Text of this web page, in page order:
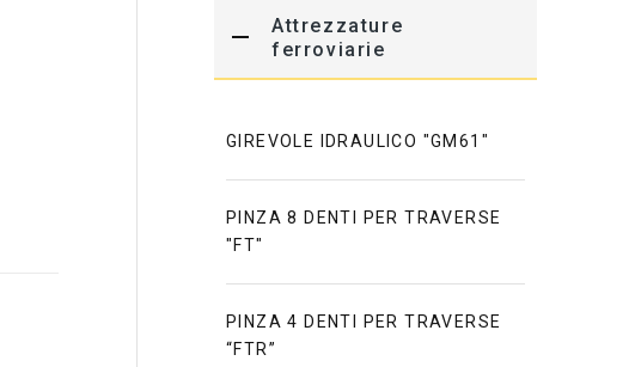
Attrezzature
ferroviarie
GIREVOLE IDRAULICO "GM61"
PINZA 8 DENTI PER TRAVERSE
"FT"
PINZA 4 DENTI PER TRAVERSE
“FTR”